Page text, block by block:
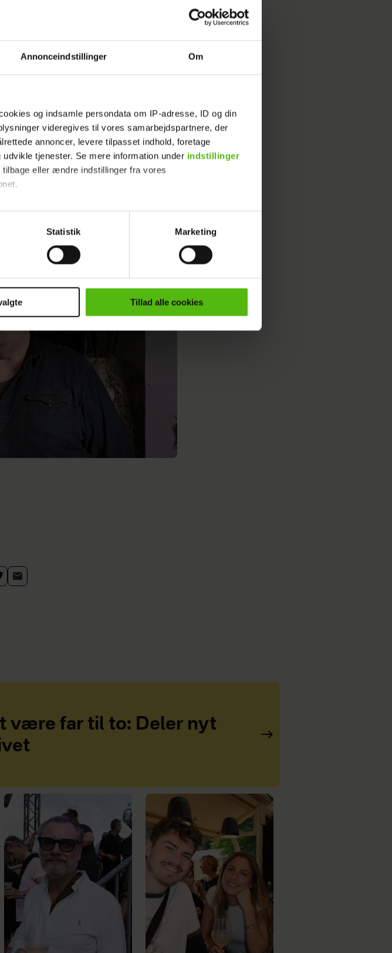
Annonceindstillinger Om
og indsamle persondata om IP-adresse, ID og din
videregives til vores samarbejdspartnere, der
annoncer, levere tilpasset indhold, foretage
tjenester. Se mere information under indstillinger
eller ændre indstillinger fra vores
levere og finansiere relevant journalistisk indhold til dig.
dit besøg på vores hjemmeside. Vi indsamler data
i forbindelse hermed i både
Statistik Marketing
Tillad alle cookies
kommunalvalget over hele
det vil vise sig.
være far til to: Deler nyt